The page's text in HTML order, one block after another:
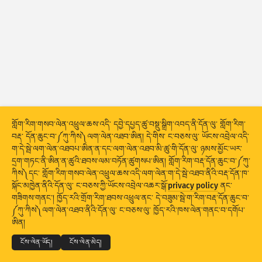
གནས་སྡུད་ཆ་ཚང་།
ཚད།
སྡེ་ཚན་གྱི།
རྒྱལ་ཁབ། ངོ་རྟགས།
གནས་སྡུད་བར་རིམ།
རྣམ་ལུགས།
གསར་བཅོས།
© 2026THE SHADOWSERVER FOUNDATION
གསང་བྱ་དང་གནས་ཚིག
ང་བཅས་ལུ་འབྲེལ་བ་འཐབ། ངོས་འཛིན།
གློག་རིག་གསབ་ལེན་འཕྲུལ་ཆས་འདི་ དབྱེ་དཔྱད་ཚུ་བསྡུ་སྒྲིག་འབད་ནི་དོན་ལུ་ གློག་རིག་
བརྡ་ དོན་ཆུང་བ་༼ཀུ་ཀིས༽ལག་ལེན་འཐབ་ཨིན། དེ་གིས་ ང་བཅས་ལུ་ ཡོངས་འབྲེལ་འདི་
ག་དེ་སྦེ་ལག་ལེན་འཐབཔ་ཨིན་ན་དང་ལག་ལེན་འཐབ་མི་ཚུ་གི་དོན་ལུ་ ཉམས་མྱོང་ཡར་
དྲག་གཏང་ནི་ཨིན་ན་ཚུའི་ཐབས་ལམ་བཏོན་ཚུགསཔ་ཨིན། གློག་རིག་བརྡ་དོན་ཆུང་བ་༼ཀུ་
ཀིས༽དང་ གློག་རིག་གསབ་ལེན་འཕྲུལ་ཆས་འདི་ལག་ལེན་ག་དེ་སྦེ་འཐབ་ནིའི་བརྡ་དོན་ཁ་
སྐོང་མཁྱེན་ནིའི་དོན་ལུ་ ང་བཅས་ཀྱི་ཡོངས་འབྲེལ་འཆར་སྒོ་privacy policy ནང་
གཟིགས་གནང་། ཁྱོད་རའི་གྲོག་རིག་ཐབས་འཕྲུལ་ནང་ དེ་བཟུམ་སྦེ་ག་རིག་བརྡ་དོན་ཆུང་བ་
༼ཀུ་ཀིས༽ལག་ལེན་འཐབ་ནིའི་དོན་ལུ་ ང་བཅས་ལུ་ ཁྱོད་རའི་ཁས་ལེན་གནང་བ་དགོཔ་
ཨིན།
ངོས་ལེན་ཡོད། ངོས་ལེན་མེད།